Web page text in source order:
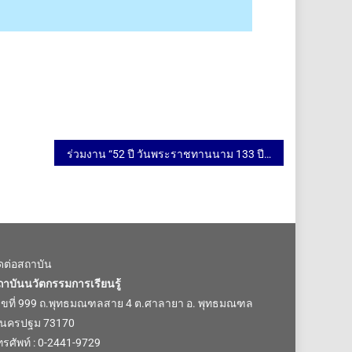
ร่วมงาน “52 ปี วันพระราชทานนาม 133 ปี มหาวิทยาลัยมหิดล”
ต่อสถาบัน
าบันนวัตกรรมการเรียนรู้
ขที่ 999 ถ.พุทธมณฑลสาย 4 ต.ศาลายา อ. พุทธมณฑล
ครปฐม 73170
รศัพท์ : 0-2441-9729